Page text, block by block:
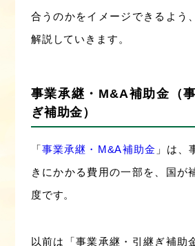
合うのかをイメージできるよう
解説していきます。
事業承継・M&A補助金（
ぎ補助金）
「事業承継・M&A補助金 」は、
きにかかる費用の一部を、国が
度です。
以前は「事業承継・引継ぎ補助